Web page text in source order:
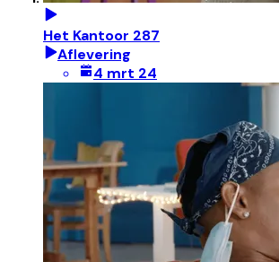
Het Kantoor 287
Aflevering
4 mrt 24